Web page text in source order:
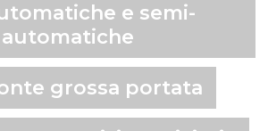
e semi-
automatiche
grossa portata